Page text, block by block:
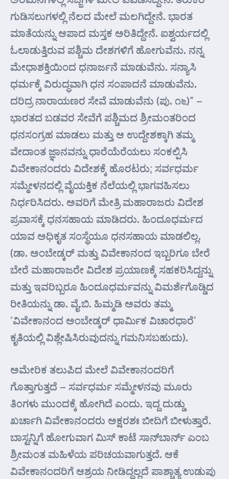
ಗುಡಿಸಲುಗಳಲ್ಲಿ ನೆಲದ ಮೇಲೆ ಮಲಗಿದ್ದೇನೆ. ಭಾರತ
ಮಾತೆಯನ್ನು ಆಪಾದ ಮಸ್ತಕ ಅರಿತಿದ್ದೇನೆ. ಐಶ್ವರ್ಯದಲ್ಲಿ
ಓಲಾಡುತ್ತಿರುವ ಪಶ್ಚಿಮ ದೇಶಗಳಿಗೆ ಹೋಗುವೆನು. ನನ್ನ
ಮೇಧಾಶಕ್ತಿಯಿಂದ ಧನಾರ್ಜನೆ ಮಾಡುವೆನು. ಸನ್ಯಾಸಿ
ಧರ್ಮಕ್ಕೆ ವಿರುದ್ಧವಾಗಿ ಧನ ಸಂಪಾದನೆ ಮಾಡುವೆನು.
ದರಿದ್ರ ನಾರಾಯಣರ ಸೇವೆ ಮಾಡುವೆನು (ಪು. ೧೬)” –
ಭಾರತದ ಬಡವರ ಸೇವೆಗೆ ಪಶ್ಚಿಮದ ಶ್ರೀಮಂತರಿಂದ
ಧನಸಂಗ್ರಹ ಮಾಡಲು ಮತ್ತು ಆ ಉದ್ದೇಶಕ್ಕಾಗಿ ತಮ್ಮ
ವೇದಾಂತ ಜ್ಞಾನವನ್ನು ಧಾರೆಯೆರೆಯಲು ಸಂಕಲ್ಪಿಸಿ
ವಿವೇಕಾನಂದರು ವಿದೇಶಕ್ಕೆ ಹೊರಟರು; ಸರ್ವಧರ್ಮ
ಸಮ್ಮೇಳನದಲ್ಲಿ ವೈಯಕ್ತಿಕ ನೆಲೆಯಲ್ಲಿ ಭಾಗವಹಿಸಲು
ನಿರ್ಧರಿಸಿದರು. ಅವರಿಗೆ ಮೇತ್ರಿ ಮಹಾರಾಜರು ವಿದೇಶ
ಪ್ರವಾಸಕ್ಕೆ ಧನಸಹಾಯ ಮಾಡಿದರು. ಹಿಂದೂಧರ್ಮದ
ಯಾವ ಅಧಿಕೃತ ಸಂಸ್ಥೆಯೂ ಧನಸಹಾಯ ಮಾಡಲಿಲ್ಲ.
(ಡಾ. ಅಂಬೇಡ್ಕರ್ ಮತ್ತು ವಿವೇಕಾನಂದ ಇಬ್ಬರಿಗೂ ಬೇರೆ
ಬೇರೆ ಮಹಾರಾಜರೇ ವಿದೇಶ ಪ್ರಯಾಣಕ್ಕೆ ಸಹಕರಿಸಿದ್ದನ್ನು
ಮತ್ತು ಇವರಿಬ್ಬರೂ ಹಿಂದೂಧರ್ಮವನ್ನು ವಿಮರ್ಶೆಗೊಡ್ಡಿದ
ರೀತಿಯನ್ನು ಡಾ. ವೈ.ಬಿ. ಹಿಮ್ಮಡಿ ಅವರು ತಮ್ಮ
‘ವಿವೇಕಾನಂದ ಅಂಬೇಡ್ಕರ್ ಧಾರ್ಮಿಕ ವಿಚಾರಧಾರೆ’
ಕೃತಿಯಲ್ಲಿ ವಿಶ್ಲೇಷಿಸಿರುವುದನ್ನು ಗಮನಿಸಬಹುದು).
ಅಮೇರಿಕ ತಲುಪಿದ ಮೇಲೆ ವಿವೇಕಾನಂದರಿಗೆ
ಗೊತ್ತಾಗುತ್ತದೆ – ಸರ್ವಧರ್ಮ ಸಮ್ಮೇಳನವು ಮೂರು
ತಿಂಗಳು ಮುಂದಕ್ಕೆ ಹೋಗಿದೆ ಎಂದು. ಇದ್ದ ದುಡ್ಡು
ಖರ್ಚಾಗಿ ವಿವೇಕಾನಂದರು ಅಕ್ಷರಶಃ ಬೀದಿಗೆ ಬೀಳುತ್ತಾರೆ.
ಬಾಸ್ಟನ್ನಿಗೆ ಹೋಗುವಾಗ ಮಿಸ್ ಕಾಟೆ ಸಾನ್‌ಬಾರ್ನ್ ಎಂಬ
ಶ್ರೀಮಂತ ಮಹಿಳೆಯ ಪರಿಚಯವಾಗುತ್ತದೆ. ಆಕೆ
ವಿವೇಕಾನಂದರಿಗೆ ಆಶ್ರಯ ನೀಡಿದ್ದಲ್ಲದೆ ಪಾಶ್ಚಾತ್ಯ ಉಡುಪು